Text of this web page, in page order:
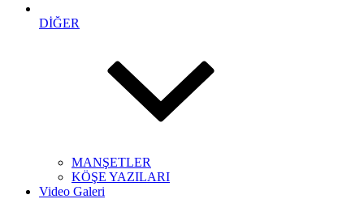
DİĞER
MANŞETLER
KÖŞE YAZILARI
Video Galeri